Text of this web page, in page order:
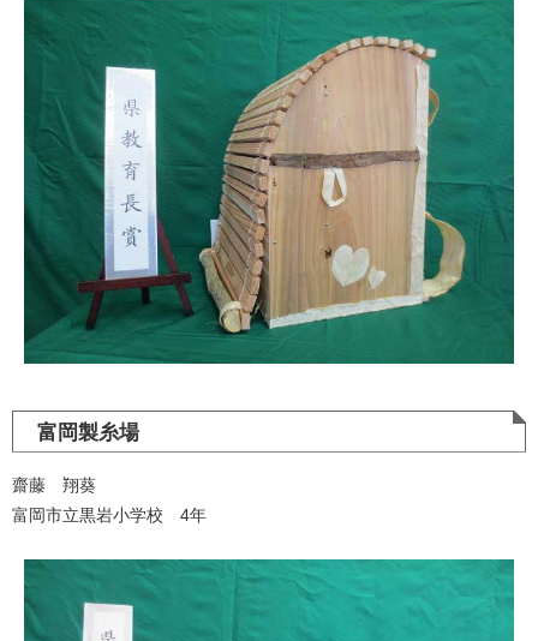
富岡製糸場
齋藤 翔葵
富岡市立黒岩小学校 4年